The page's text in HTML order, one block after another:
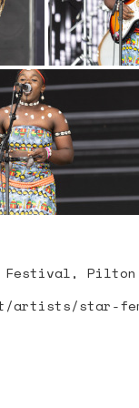
Festival, Pilton
artists/star-